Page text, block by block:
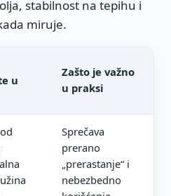
stabilnost na tepihu i
miruje.
u
Zašto je važno
u praksi
Sprečava
prerano
„prerastanje“ i
nebezbedno